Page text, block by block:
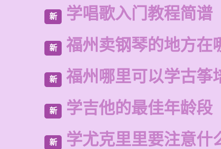
新 学唱歌入门教程简谱
新 福州卖钢琴的地方在
新 福州哪里可以学古筝
新 学吉他的最佳年龄段
新 学尤克里里要注意什